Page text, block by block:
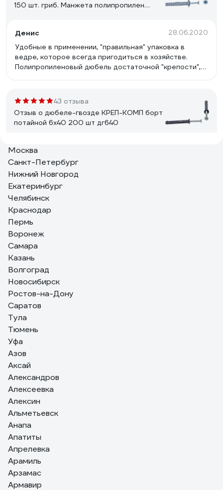
150 шт. гриб. Манжета полипропилен
Денис
28.06.2020
Удобные в применении, "правильная" упаковка в
ведре, которое всегда пригодиться в хозяйстве.
Полипропиленовый дюбель достаточной "крепости",
43 отзыва
Отзыв о дюбеле-гвозде КРЕП-КОМП борт
потайной 6х40 200 шт дг640
Дмитрий С.
Цена
Отзыв о дюбеле с шурупом Fischer
Федош Дмитрий Александрович
Бесспорно стоят своих денег. Есть одна тонкость
пори монтаже. Хвостик необходимо отрезать после
вкручивания самореза, иначе дюбель может
перекосить и отвалится.
Москва
Санкт-Петербург
Нижний Новгород
Екатеринбург
Челябинск
Краснодар
Пермь
Воронеж
Самара
Казань
Волгоград
Новосибирск
Ростов-на-Дону
Саратов
Тула
Тюмень
Уфа
Азов
Аксай
Александров
Алексеевка
Алексин
Альметьевск
Анапа
Апатиты
Апрелевка
Арамиль
Арзамас
Армавир